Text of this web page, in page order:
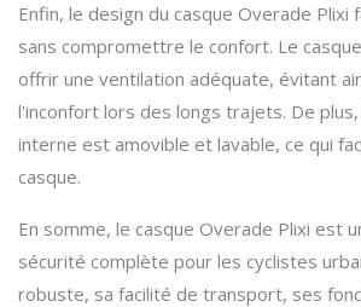
Enfin, le design du casque Overade Plixi
sans compromettre le confort. Le
offrir une ventilation adéquate, évitant
l'inconfort lors des longs trajets. De
interne est amovible et lavable, ce qui
casque.
En somme, le casque Overade Plixi est
sécurité complète pour les cyclistes
robuste, sa facilité de transport, ses